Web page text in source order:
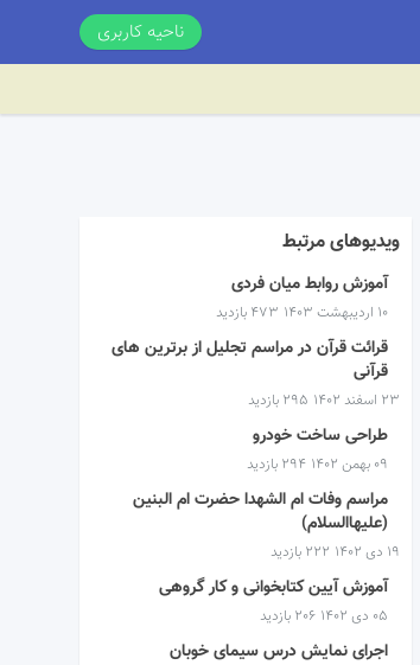
ناحیه کاربری
ویدیوهای مرتبط
آموزش روابط میان فردی
۱۰ اردیبهشت ۱۴۰۳ 473 بازدید
قرائت قرآن در مراسم تجلیل از برترین های
قرآنی
۲۳ اسفند ۱۴۰۲ 295 بازدید
طراحی ساخت خودرو
۰۹ بهمن ۱۴۰۲ 294 بازدید
مراسم وفات ام الشهدا حضرت ام البنین
(علیهاالسلام)
۱۹ دی ۱۴۰۲ 222 بازدید
آموزش آیین کتابخوانی و کار گروهی
۰۵ دی ۱۴۰۲ 206 بازدید
اجرای نمایش درس سیمای خوبان